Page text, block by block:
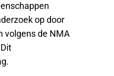
op door
volgens de NMA